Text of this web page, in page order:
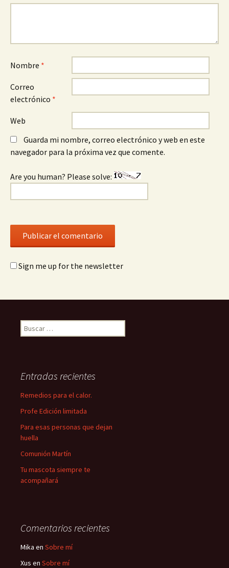
Nombre *
Correo
electrónico *
Web
Guarda mi nombre, correo electrónico y web en este
navegador para la próxima vez que comente.
Are you human? Please solve:
Sign me up for the newsletter
Buscar:
Entradas recientes
Remedios para el calor.
Profe Edición limitada
Para esas personas que dejan
huella
Comunión Martín
Tu mascota siempre te
acompañará
Comentarios recientes
Mika en Sobre mí
Xus en Sobre mí